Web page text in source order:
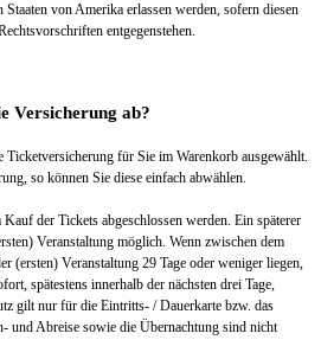
von Amerika erlassen werden, sofern diesen
entgegenstehen.
Versicherung ab?
Ticketversicherung für Sie im Warenkorb ausgewählt.
so können Sie diese einfach abwählen.
der Tickets abgeschlossen werden. Ein späterer
Veranstaltung möglich. Wenn zwischen dem
(ersten) Veranstaltung 29 Tage oder weniger liegen,
spätestens innerhalb der nächsten drei Tage,
gilt nur für die Eintritts- / Dauerkarte bzw. das
und Abreise sowie die Übernachtung sind nicht